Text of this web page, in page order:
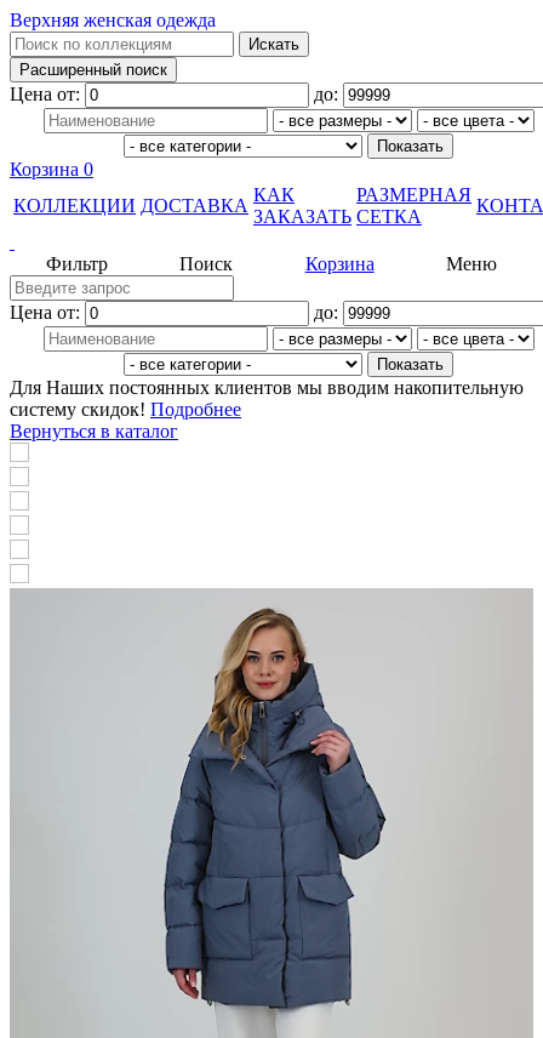
Верхняя женская одежда
Цена от: до:
Корзина 0
КОЛЛЕКЦИИ ДОСТАВКА
КАК
ЗАКАЗАТЬ
РАЗМЕРНАЯ
СЕТКА
Меню
Корзина
Поиск
Фильтр
Цена от: до:
Для Наших постоянных клиентов мы вводим накопительную
систему скидок! Подробнее
Вернуться в каталог